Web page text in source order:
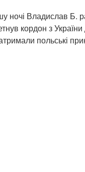
ночі Владислав Б.
кордон з
польські